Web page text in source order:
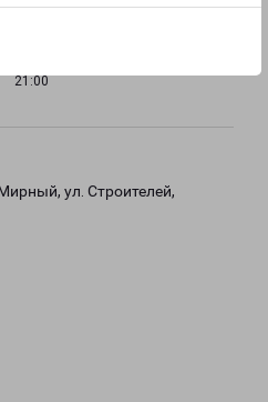
21:00
ул. Строителей,